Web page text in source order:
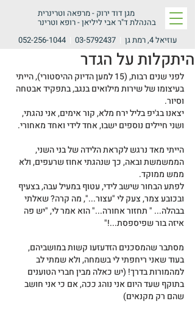
מגן דוד ירוק -מרפאה וטרינרית
בהנהלת ד"ר אבי ליליאן - רופא וטרינר
עוזיאל 4, רמת גן
03-5792437
052-256-1044
היתקלות על הגדר
לפני שנים רבות, (15 למען הדיוק ההיסטורי), הייתי
בעיצומו של שירות מילואים בנגב, בתפקיד אבטחה
וסיור.
יצאנו בג'יפ בליל ירח מלא, קור אימים, אני נהגתי,
ושני חיילים נוספים ישבו, אחד לידי ואחד מאחורי.
הייתי מאד נרגש לקראת הלידה של בני השני,
הממשמשת ובאה, כך שנהגתי אחוז שרעפים, ולא
ממש ממוקד.
לפתע הבחור שישב לידי, עטוף במעיל עבה, בצעיף
ובכובע צמר, צעק לי "עצור...", מה קרה? שאלתי
בבהלה... " תחזור אחורה..." הוא אמר לי, "יש פה
איזה בור שפיספסת...!"
מסתבר שהמסכנים הזדעזעו קשות במושביהם,
בעוד שאני ריחפתי לי בשמחה, ולא שמתי לב
למהמורות בדרך! (יש כאלה מבין חברי הטוענים
בתוקף שעד היום אני נוהג ככה, אם כי אני חושב
שהם רק מקנאים)